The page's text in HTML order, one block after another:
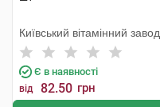
Київський вітамінний завод
Є в наявності
від 82.50 грн